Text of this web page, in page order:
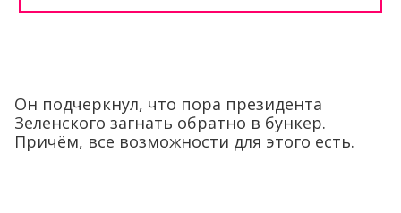
Он подчеркнул, что пора президента
Зеленского загнать обратно в бункер.
Причём, все возможности для этого есть.